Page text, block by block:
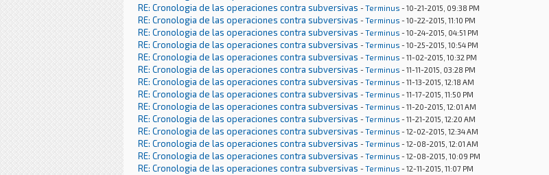
RE: Cronologia de las operaciones contra subversivas -Terminus - 10-21-2015, 09:38 PM
RE: Cronologia de las operaciones contra subversivas -Terminus - 10-22-2015, 11:10 PM
RE: Cronologia de las operaciones contra subversivas -Terminus - 10-24-2015, 04:51 PM
RE: Cronologia de las operaciones contra subversivas -Terminus - 10-25-2015, 10:54 PM
RE: Cronologia de las operaciones contra subversivas -Terminus - 11-02-2015, 10:32 PM
RE: Cronologia de las operaciones contra subversivas -Terminus - 11-11-2015, 03:28 PM
RE: Cronologia de las operaciones contra subversivas -Terminus - 11-13-2015, 12:18 AM
RE: Cronologia de las operaciones contra subversivas -Terminus - 11-17-2015, 11:50 PM
RE: Cronologia de las operaciones contra subversivas -Terminus - 11-20-2015, 12:01 AM
RE: Cronologia de las operaciones contra subversivas -Terminus - 11-21-2015, 12:20 AM
RE: Cronologia de las operaciones contra subversivas -Terminus - 12-02-2015, 12:34 AM
RE: Cronologia de las operaciones contra subversivas -Terminus - 12-08-2015, 12:01 AM
RE: Cronologia de las operaciones contra subversivas -Terminus - 12-08-2015, 10:09 PM
RE: Cronologia de las operaciones contra subversivas -Terminus - 12-11-2015, 11:07 PM